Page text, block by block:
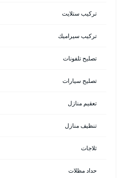
تركيب ستلايت
تركيب سيراميك
تصليح تلفونات
تصليح سيارات
تعقيم منازل
تنظيف منازل
ثلاجات
حداد مظلات